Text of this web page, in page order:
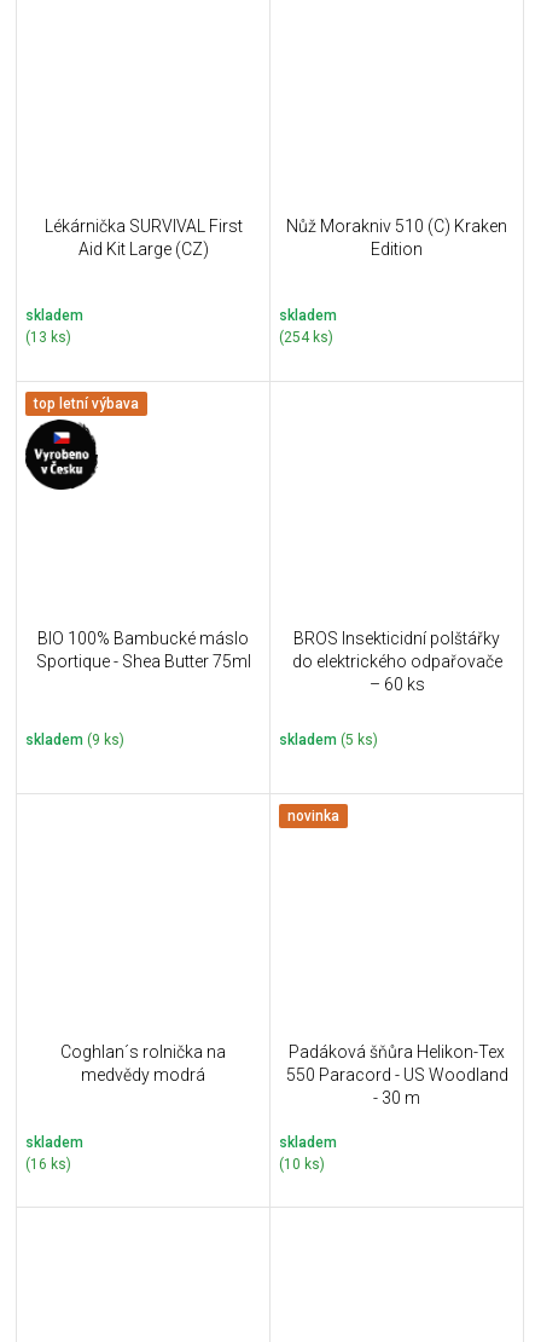
Lékárnička SURVIVAL First
Aid Kit Large (CZ)
skladem
(13 ks)
Nůž Morakniv 510 (C) Kraken
Edition
skladem
(254 ks)
top letní výbava
BIO 100% Bambucké máslo
Sportique - Shea Butter 75ml
skladem (9 ks)
BROS Insekticidní polštářky
do elektrického odpařovače
– 60 ks
skladem (5 ks)
Coghlan´s rolnička na
medvědy modrá
skladem
(16 ks)
novinka
Padáková šňůra Helikon-Tex
550 Paracord - US Woodland
- 30 m
skladem
(10 ks)